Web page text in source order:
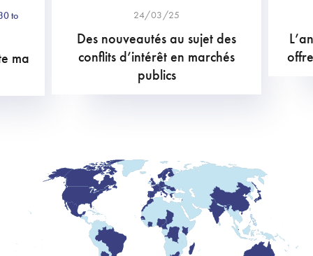
to
ma
24/03/25
Des nouveautés au sujet des
conflits d’intérêt en marchés
publics